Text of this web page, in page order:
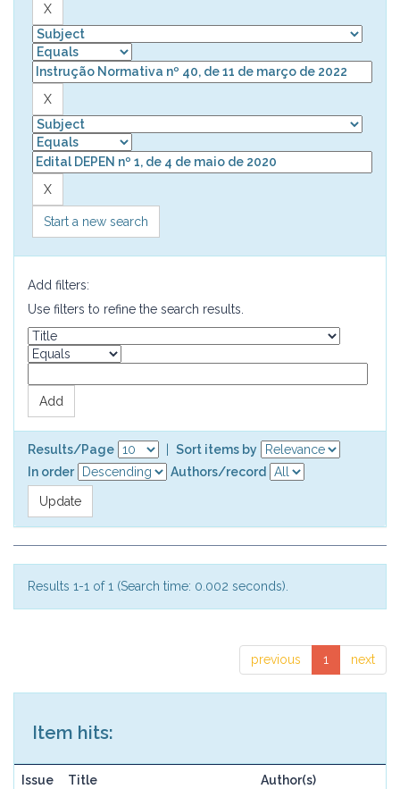
Start a new search
Add filters:
Use filters to refine the search results.
Results/Page
Sort items by
In order
Authors/record
Results 1-1 of 1 (Search time: 0.002 seconds).
previous 1 next
Item hits:
Issue Title Author(s)